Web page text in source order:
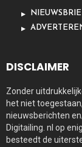
DISCLAIMER
Zonder
het niet
nieuwsberichten
Digitailing. nl op
besteedt de